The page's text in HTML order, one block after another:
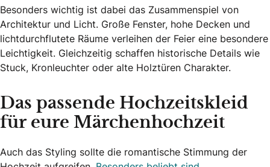
Besonders wichtig ist dabei das Zusammenspiel von
Architektur und Licht. Große Fenster, hohe Decken und
lichtdurchflutete Räume verleihen der Feier eine besondere
Leichtigkeit. Gleichzeitig schaffen historische Details wie
Stuck, Kronleuchter oder alte Holztüren Charakter.
Das passende Hochzeitskleid
für eure Märchenhochzeit
Auch das Styling sollte die romantische Stimmung der